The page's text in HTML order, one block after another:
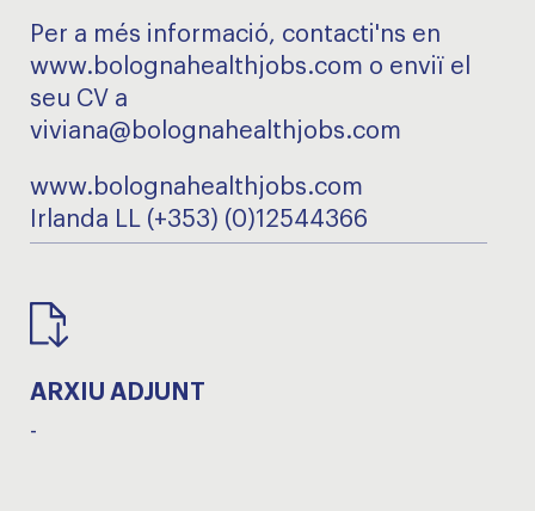
Per a més informació, contacti'ns en
www.bolognahealthjobs.com o enviï el
seu CV a
viviana@bolognahealthjobs.com
www.bolognahealthjobs.com
Irlanda LL (+353) (0)12544366
ARXIU ADJUNT
-